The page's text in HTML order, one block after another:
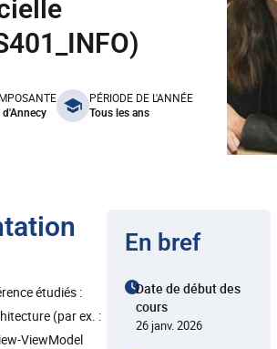
d'Annecy
PÉRIODE DE L'ANNÉE
Tous les ans
étudiés :
(par ex. :
ViewModel
En bref
Date de début des
cours
26 janv. 2026